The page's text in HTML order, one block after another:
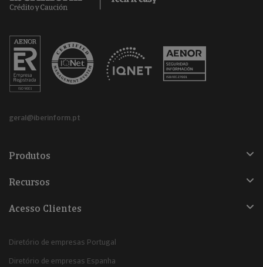
geral@iberinform.pt
Produtos
Recursos
Acesso Clientes
Diretório de empresas Portugal
Diretório de empresas Espanha